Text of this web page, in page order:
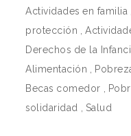
Actividades en familia
protección
Derechos de la
Alimentación
Becas comedor
solidaridad
Salud